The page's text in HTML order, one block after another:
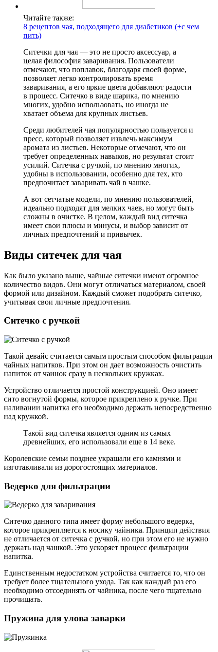
Читайте также:
8 рецептов чая, подходящего для диабетиков (+с чем
пить)
Ситечки для чая — это не просто аксессуар, а
целая философия заваривания. Пользователи
отмечают, что поплавок, благодаря своей форме,
позволяет легко контролировать время
заваривания, а его яркие цвета добавляют радости
в процесс. Ситечко в виде шарика, по мнению
многих, удобно использовать, но иногда не
хватает объема для крупных листьев.
Среди любителей чая популярностью пользуется и
пресс, который позволяет извлечь максимум
аромата из листьев. Некоторые отмечают, что он
требует определенных навыков, но результат стоит
усилий. Ситечка с ручкой, по мнению многих,
удобны в использовании, особенно для тех, кто
предпочитает заваривать чай в чашке.
А вот сетчатые модели, по мнению пользователей,
идеально подходят для мелких чаев, но могут быть
сложны в очистке. В целом, каждый вид ситечка
имеет свои плюсы и минусы, и выбор зависит от
личных предпочтений и привычек.
Виды ситечек для чая
Как было указано выше, чайные ситечки имеют огромное
количество видов. Они могут отличаться материалом, своей
формой или дизайном. Каждый сможет подобрать ситечко,
учитывая свои личные предпочтения.
Ситечко с ручкой
Такой девайс считается самым простым способом фильтрации
чайных напитков. При этом он дает возможность очистить
напиток от чаинок сразу в нескольких кружках.
Устройство отличается простой конструкцией. Оно имеет
сито вогнутой формы, которое прикреплено к ручке. При
наливании напитка его необходимо держать непосредственно
над кружкой.
Такой вид ситечка является одним из самых
древнейших, его использовали еще в 14 веке.
Королевские семьи позднее украшали его камнями и
изготавливали из дорогостоящих материалов.
Ведерко для фильтрации
Ситечко данного типа имеет форму небольшого ведерка,
которое прикрепляется к носику чайника. Принцип действия
не отличается от ситечка с ручкой, но при этом его не нужно
держать над чашкой. Это ускоряет процесс фильтрации
напитка.
Единственным недостатком устройства считается то, что он
требует более тщательного ухода. Так как каждый раз его
необходимо отсоединять от чайника, после чего тщательно
прочищать.
Пружина для улова заварки